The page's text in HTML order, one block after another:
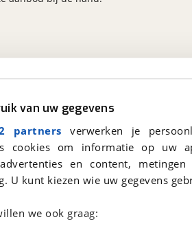
van uw gegevens
partners verwerken je
cookies om informatie op
advertenties en content,
U kunt kiezen wie uw gegevens
we ook graag:
en Privacyverklaring